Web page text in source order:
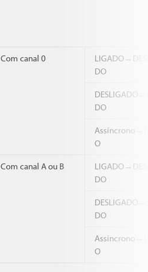
Com canal 0
DO
DO
O
Com canal A ou B
DO
DO
O